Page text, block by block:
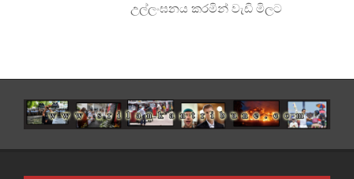
උල්ලංඝනය කරමින් වැඩි මිලට